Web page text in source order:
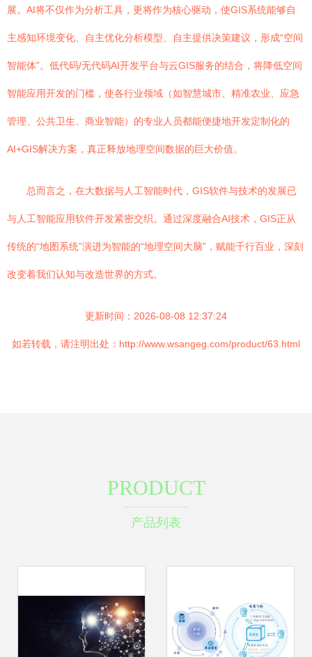
展。AI将不仅作为分析工具，更将作为核心驱动，使GIS系统能够自
主感知环境变化、自主优化分析模型、自主提供决策建议，形成“空间
智能体”。低代码/无代码AI开发平台与云GIS服务的结合，将降低空间
智能应用开发的门槛，使各行业领域（如智慧城市、精准农业、应急
管理、公共卫生、商业智能）的专业人员都能便捷地开发定制化的
AI+GIS解决方案，真正释放地理空间数据的巨大价值。
总而言之，在大数据与人工智能时代，GIS软件与技术的发展已
与人工智能应用软件开发紧密交织。通过深度融合AI技术，GIS正从
传统的“地图系统”演进为智能的“地理空间大脑”，赋能千行百业，深刻
改变着我们认知与改造世界的方式。
更新时间：2026-08-08 12:37:24
如若转载，请注明出处：http://www.wsangeg.com/product/63.html
PRODUCT
产品列表